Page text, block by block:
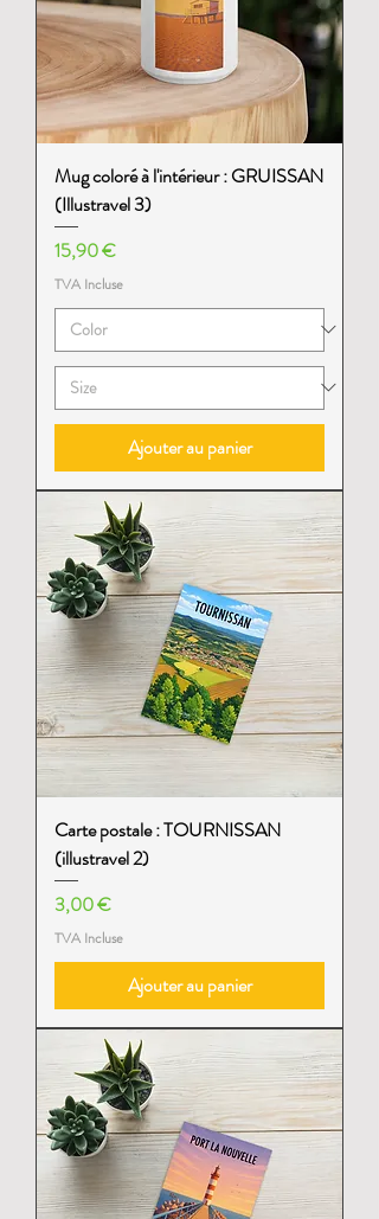
Mug coloré à l'intérieur : GRUISSAN
(Illustravel 3)
Prix
15,90 €
TVA Incluse
Ajouter au panier
Carte postale : TOURNISSAN
(illustravel 2)
Prix
3,00 €
TVA Incluse
Ajouter au panier